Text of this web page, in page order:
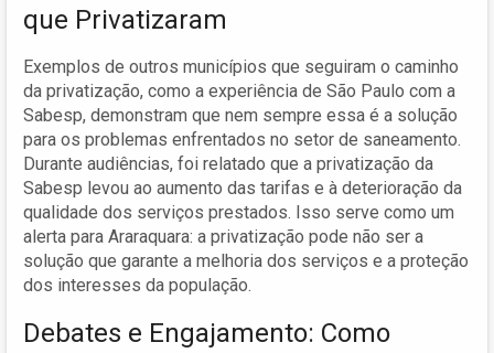
que Privatizaram
Exemplos de outros municípios que seguiram o caminho
da privatização, como a experiência de São Paulo com a
Sabesp, demonstram que nem sempre essa é a solução
para os problemas enfrentados no setor de saneamento.
Durante audiências, foi relatado que a privatização da
Sabesp levou ao aumento das tarifas e à deterioração da
qualidade dos serviços prestados. Isso serve como um
alerta para Araraquara: a privatização pode não ser a
solução que garante a melhoria dos serviços e a proteção
dos interesses da população.
Debates e Engajamento: Como